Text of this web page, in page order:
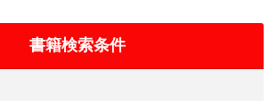
書籍検索条件